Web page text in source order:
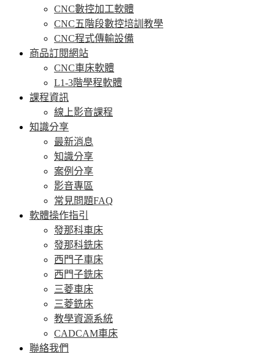
CNC數控加工軟體
CNC五階段數控培訓教學
CNC程式傳輸設備
商品訂閱網站
CNC車床軟體
L1-3階學程軟體
課程資訊
線上影音課程
知識分享
最新消息
知識分享
案例分享
影音專區
常見問題FAQ
軟體操作指引
發那科車床
發那科銑床
西門子車床
西門子銑床
三菱車床
三菱銑床
教學資源系統
CADCAM車床
聯絡我們